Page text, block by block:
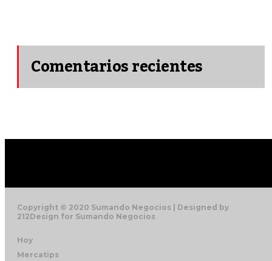
Comentarios recientes
Copyright © 2020 Sumando Negocios | Designed by
212Design for Sumando Negocios
Hoy
Mercatips